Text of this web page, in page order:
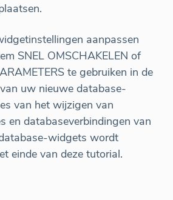
aanpassen
SNEL OMSCHAKELEN of
te gebruiken in de
uw nieuwe database-
van het wijzigen van
en databaseverbindingen van
widgets wordt
einde van deze tutorial.